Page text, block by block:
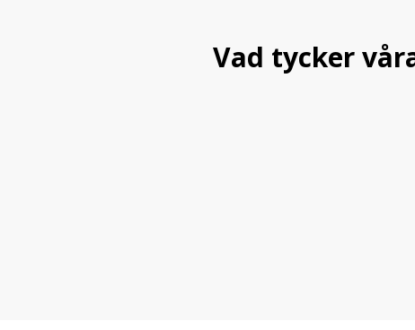
Vad tycker